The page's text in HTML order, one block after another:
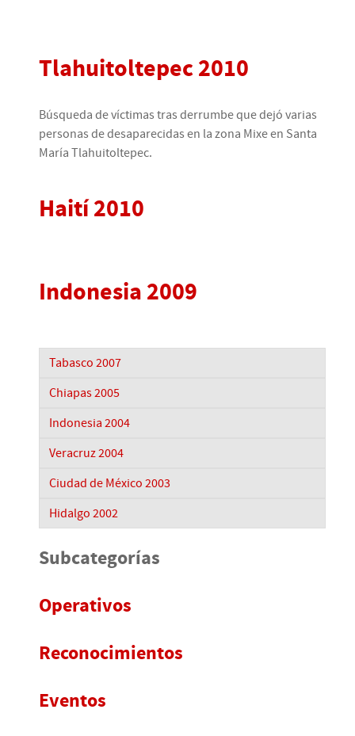
Tlahuitoltepec 2010
Búsqueda de víctimas tras derrumbe que dejó varias
personas de desaparecidas en la zona Mixe en Santa
María Tlahuitoltepec.
Haití 2010
Indonesia 2009
Tabasco 2007
Chiapas 2005
Indonesia 2004
Veracruz 2004
Ciudad de México 2003
Hidalgo 2002
Subcategorías
Operativos
Reconocimientos
Eventos